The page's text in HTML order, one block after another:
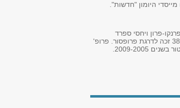
היומון "חדשות".
פרון ויחסי ספרד
וארגנטינה לאחר מלחמת העולם השנייה. בשנת 1992, לאחר קבלת תואר דוקטור להיסטוריה, הצטרף לחוג להיסטוריה כללית כמרצה, ובגיל 38 זכה לדרגת פרופסור. פרופ'
2005.